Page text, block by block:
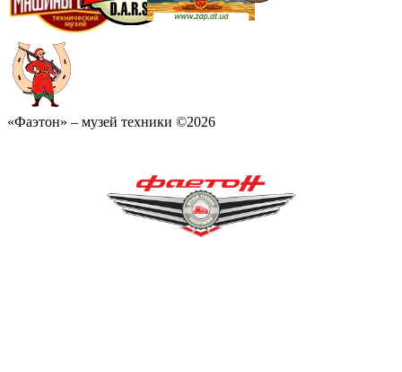
«Фаэтон» – музей техники ©2026